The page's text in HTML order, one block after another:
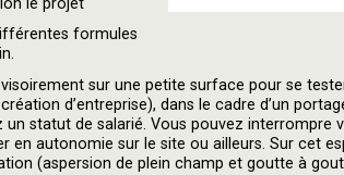
formules
sur une petite surface pour se
d’entreprise), dans le cadre d’un
statut de salarié. Vous pouvez interrompre
en autonomie sur le site ou ailleurs. Sur cet
(aspersion de plein champ et goutte à